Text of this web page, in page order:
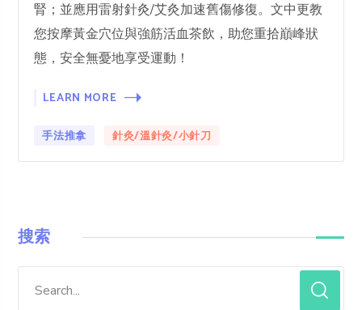
腎；並應用雷射針灸/艾灸加速舊傷修復。文中更教
您按摩黃金穴位與強筋活血茶飲，助您重拾巔峰狀
態，安全無憂地享受運動！
LEARN MORE
手法推拿 針灸/溫針灸/小針刀
搜索